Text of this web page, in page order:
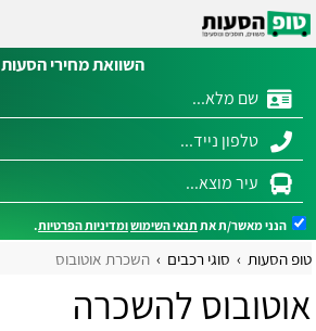
השוואת מחירי הסעות
הנני מאשר/ת את תנאי השימושומדיניות הפרטיות.
טופ הסעות סוגי רכבים השכרת אוטובוס
אוטובוס להשכרה